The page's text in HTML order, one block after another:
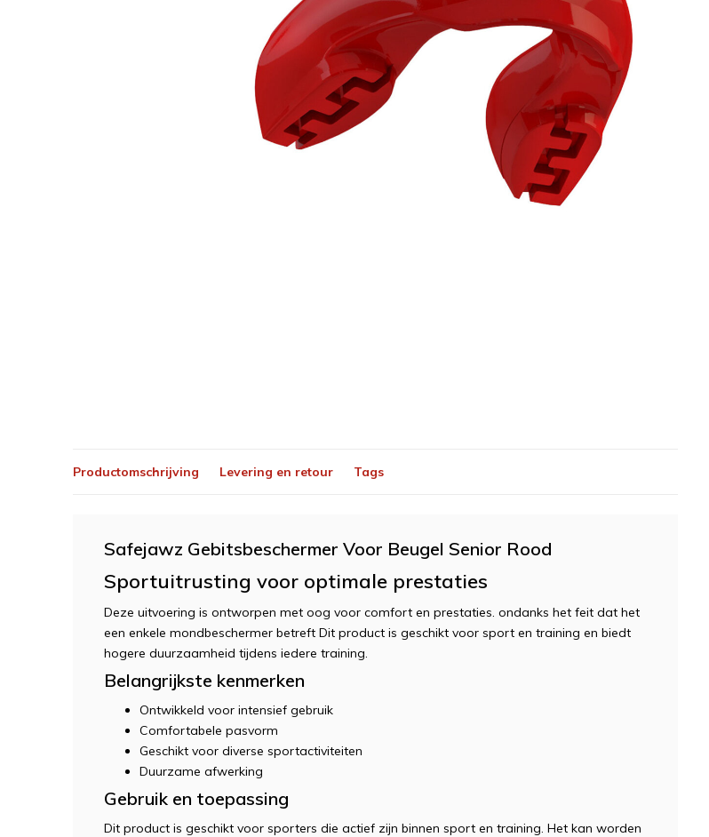
Productomschrijving Levering en retour Tags
Safejawz Gebitsbeschermer Voor Beugel Senior Rood
Sportuitrusting voor optimale prestaties
Deze uitvoering is ontworpen met oog voor comfort en prestaties. ondanks het feit dat het
een enkele mondbeschermer betreft Dit product is geschikt voor sport en training en biedt
hogere duurzaamheid tijdens iedere training.
Belangrijkste kenmerken
Ontwikkeld voor intensief gebruik
Comfortabele pasvorm
Geschikt voor diverse sportactiviteiten
Duurzame afwerking
Gebruik en toepassing
Dit product is geschikt voor sporters die actief zijn binnen sport en training. Het kan worden